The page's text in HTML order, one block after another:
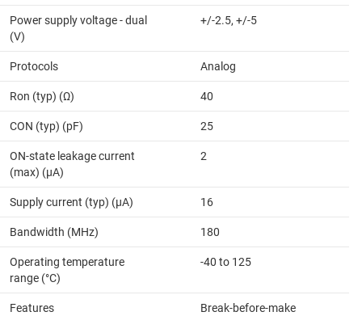
Power supply voltage - dual
(V)
+/-2.5, +/-5
Protocols Analog
Ron (typ) (Ω) 40
CON (typ) (pF) 25
ON-state leakage current
(max) (µA)
2
Supply current (typ) (µA) 16
Bandwidth (MHz) 180
Operating temperature
range (°C)
-40 to 125
Features Break-before-make